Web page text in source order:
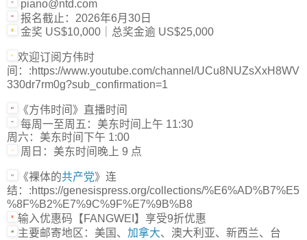
piano@ntd.com
报名截止：2026年6月30日
金奖 US$10,000｜总奖金逾 US$25,000
欢迎订阅方伟时
间：:https://www.youtube.com/channel/UCu8NUZsXxH8WV
330dr7rm0g?sub_confirmation=1
《方伟时间》直播时间
每周一至周五：美东时间上午 11:30
周六：美东时间下午 1:00
周日：美东时间晚上 9 点
《裸体的共产党》连
结：:https://genesispress.org/collections/%E6%AD%B7%E5
%8F%B2%E7%9C%9F%E7%9B%B8
输入优惠码【FANGWEI】享受9折优惠
主要邮寄地区：美国、 加拿大、澳大利亚、新西兰、台